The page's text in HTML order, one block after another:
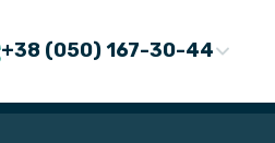
+38 (050) 167-30-44